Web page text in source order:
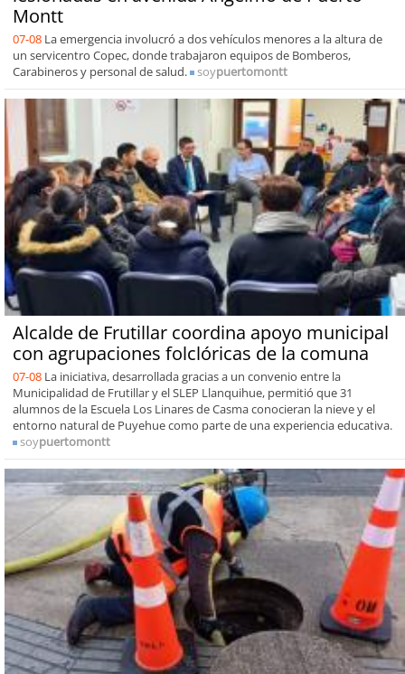
Montt
07-08 La emergencia involucró a dos vehículos menores a la altura de
un servicentro Copec, donde trabajaron equipos de Bomberos,
Carabineros y personal de salud.
soypuertomontt
Alcalde de Frutillar coordina apoyo municipal
con agrupaciones folclóricas de la comuna
07-08 La iniciativa, desarrollada gracias a un convenio entre la
Municipalidad de Frutillar y el SLEP Llanquihue, permitió que 31
alumnos de la Escuela Los Linares de Casma conocieran la nieve y el
entorno natural de Puyehue como parte de una experiencia educativa.
soypuertomontt